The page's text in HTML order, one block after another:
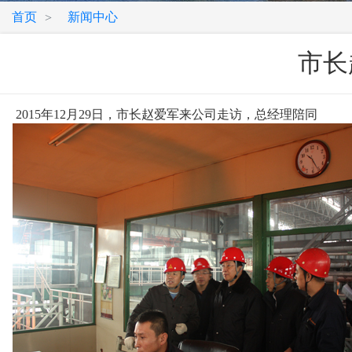
首页 > 新闻中心
市
2015年12月29日，市长赵爱军来公司走访，总经理陪同